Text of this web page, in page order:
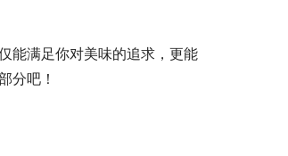
能满足你对美味的追求，更能
分吧！